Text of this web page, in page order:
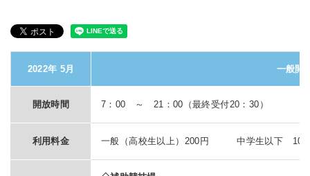
2022年 5月 一般開
開放時間 7：00 ～ 21：00（最終受付20：30）
利用料金 一般（高校生以上）200円 中学生以下 100